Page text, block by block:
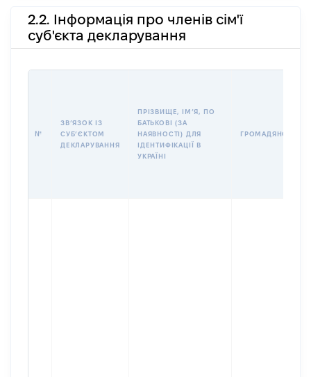
2.2. Інформація про членів сім'ї
суб'єкта декларування
№
ЗВʼЯЗОК ІЗ
СУБʼЄКТОМ
ДЕКЛАРУВАННЯ
ПРІЗВИЩЕ, ІМʼЯ, ПО
БАТЬКОВІ (ЗА
НАЯВНОСТІ) ДЛЯ
ІДЕНТИФІКАЦІЇ В
УКРАЇНІ
ГРОМАДЯНСТВО